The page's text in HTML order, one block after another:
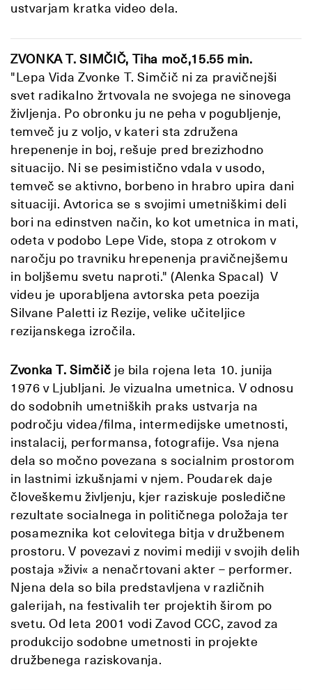
ustvarjam kratka video dela.
ZVONKA T. SIMČIČ, Tiha moč,15.55 min.
"Lepa Vida Zvonke T. Simčič ni za pravičnejši
svet radikalno žrtvovala ne svojega ne sinovega
življenja. Po obronku ju ne peha v pogubljenje,
temveč ju z voljo, v kateri sta združena
hrepenenje in boj, rešuje pred brezizhodno
situacijo. Ni se pesimistično vdala v usodo,
temveč se aktivno, borbeno in hrabro upira dani
situaciji. Avtorica se s svojimi umetniškimi deli
bori na edinstven način, ko kot umetnica in mati,
odeta v podobo Lepe Vide, stopa z otrokom v
naročju po travniku hrepenenja pravičnejšemu
in boljšemu svetu naproti." (Alenka Spacal) V
videu je uporabljena avtorska peta poezija
Silvane Paletti iz Rezije, velike učiteljice
rezijanskega izročila.
Zvonka T. Simčič je bila rojena leta 10. junija
1976 v Ljubljani. Je vizualna umetnica. V odnosu
do sodobnih umetniških praks ustvarja na
področju videa/filma, intermedijske umetnosti,
instalacij, performansa, fotografije. Vsa njena
dela so močno povezana s socialnim prostorom
in lastnimi izkušnjami v njem. Poudarek daje
človeškemu življenju, kjer raziskuje posledične
rezultate socialnega in političnega položaja ter
posameznika kot celovitega bitja v družbenem
prostoru. V povezavi z novimi mediji v svojih delih
postaja »živi« a nenačrtovani akter – performer.
Njena dela so bila predstavljena v različnih
galerijah, na festivalih ter projektih širom po
svetu. Od leta 2001 vodi Zavod CCC, zavod za
produkcijo sodobne umetnosti in projekte
družbenega raziskovanja.